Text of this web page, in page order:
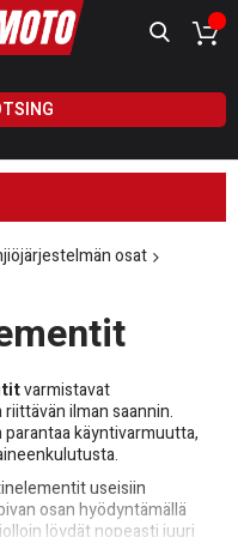
osat
varmistavat
ilman saannin.
käyntivarmuutta,
useisiin
osan hyödyntämällä
löydät nopeasti juuri